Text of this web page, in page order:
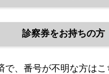
診察券をお持ちの方
で、番号が不明な方はこ